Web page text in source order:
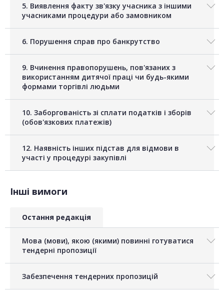
5. Виявлення факту зв'язку учасника з іншими
учасниками процедури або замовником
6. Порушення справ про банкрутство
9. Вчинення правопорушень, пов'язаних з
використанням дитячої праці чи будь-якими
формами торгівлі людьми
10. Заборгованість зі сплати податків і зборів
(обов'язкових платежів)
12. Наявність інших підстав для відмови в
участі у процедурі закупівлі
Інші вимоги
Остання редакція
Мова (мови), якою (якими) повинні готуватися
тендерні пропозиції
Забезпечення тендерних пропозицій